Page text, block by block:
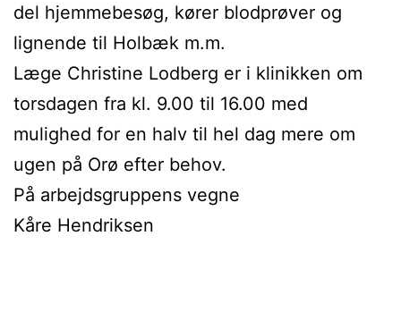
del hjemmebesøg, kører blodprøver og
lignende til Holbæk m.m.
Læge Christine Lodberg er i klinikken om
torsdagen fra kl. 9.00 til 16.00 med
mulighed for en halv til hel dag mere om
ugen på Orø efter behov.
På arbejdsgruppens vegne
Kåre Hendriksen